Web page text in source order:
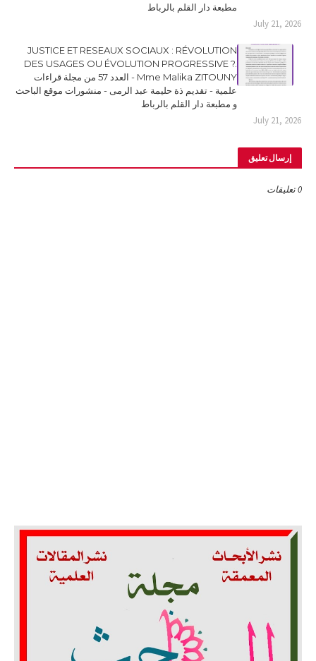
مطبعة دار القلم بالرباط
July 21, 2026
JUSTICE ET RESEAUX SOCIAUX : RÉVOLUTION
DES USAGES OU ÉVOLUTION PROGRESSIVE ?.
Mme Malika ZITOUNY - العدد 57 من مجلة قراءات
علمية - تقديم ذة حليمة عبد الرمى - منشورات موقع الباحث
و مطبعة دار القلم بالرباط
July 21, 2026
إرسال تعليق
0 تعليقات